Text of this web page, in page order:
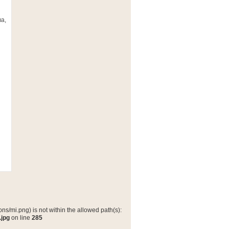
mi.png) is not within the allowed path(s):
on line 285